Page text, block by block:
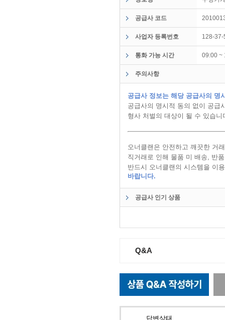
공급사 코드
사업자 등록번호 128-
통화 가능 시간 09:00
주의사항
공급사 정보는 해당 공급사의 명
공급사의 명시적 동의 없이 공급
형사 처벌의 대상이 될 수 있습니
오너클랜은 안전하고 깨끗한 거
직거래로 인해 물품 미 배송, 반
반드시 오너클랜의 시스템을 이
바랍니다.
공급사 인기 상품
Q&A
답변상태